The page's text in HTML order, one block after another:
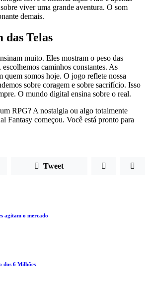
viver uma grande aventura. O som
demais.
das Telas
muito. Eles mostram o peso das
caminhos constantes. As
quem somos hoje. O jogo reflete nossa
sobre coragem e sobre sacrifício. Isso
O mundo digital ensina sobre o real.
RPG? A nostalgia ou algo totalmente
Fantasy começou. Você está pronto para
Tweet
agitam o mercado
dos 6 Milhões